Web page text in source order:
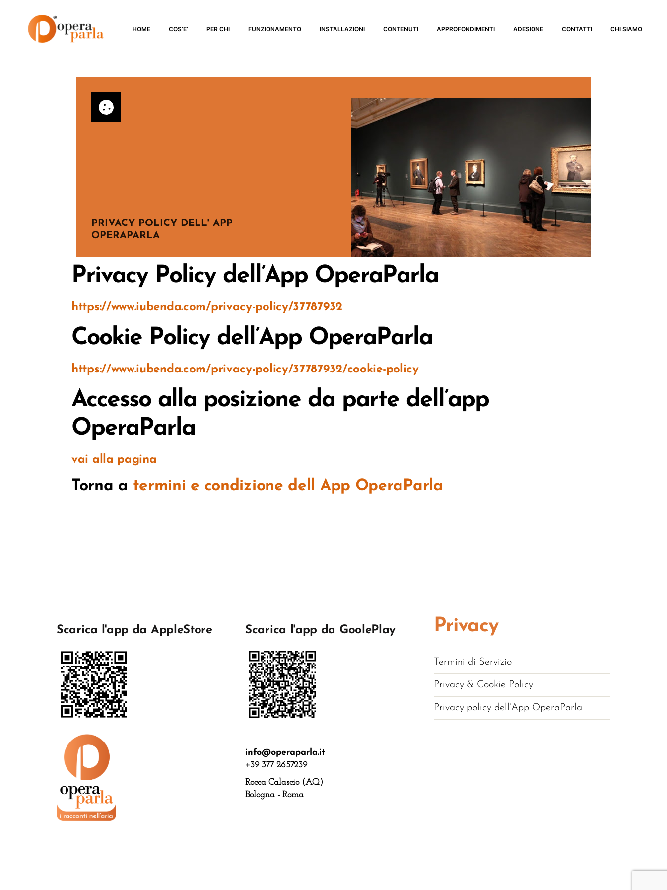
HOME COS’E’ PER CHI FUNZIONAMENTO INSTALLAZIONI CONTENUTI APPROFONDIMENTI ADESIONE CONTATTI CHI SIAMO
PRIVACY POLICY DELL' APP
OPERAPARLA
Progetto OperaParla e operaparla.it
Privacy Policy dell’App OperaParla
https://www.iubenda.com/privacy-policy/37787932
Cookie Policy dell’App OperaParla
https://www.iubenda.com/privacy-policy/37787932/cookie-policy
Accesso alla posizione da parte dell’app
OperaParla
vai alla pagina
Torna a termini e condizione dell App OperaParla
Scarica l'app da AppleStore Scarica l'app da GoolePlay
info@operaparla.it
+39 377 2657239
Rocca Calascio (AQ)
Bologna - Roma
Privacy
Termini di Servizio
Privacy & Cookie Policy
Privacy policy dell’App OperaParla